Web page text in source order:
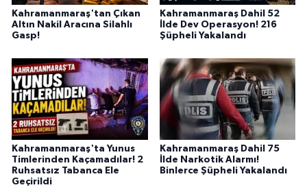
Kahramanmaraş'tan Çıkan
Altın Nakil Aracına Silahlı
Gasp!
Kahramanmaraş Dahil 52
İlde Dev Operasyon! 216
Şüpheli Yakalandı
Kahramanmaraş'ta Yunus
Timlerinden Kaçamadılar! 2
Ruhsatsız Tabanca Ele
Geçirildi
Kahramanmaraş Dahil 75
İlde Narkotik Alarmı!
Binlerce Şüpheli Yakalandı
YEREL
BİLİM TEKNOLOJİ
ASAYİŞ
SEÇİM 2015
ÇEVRE